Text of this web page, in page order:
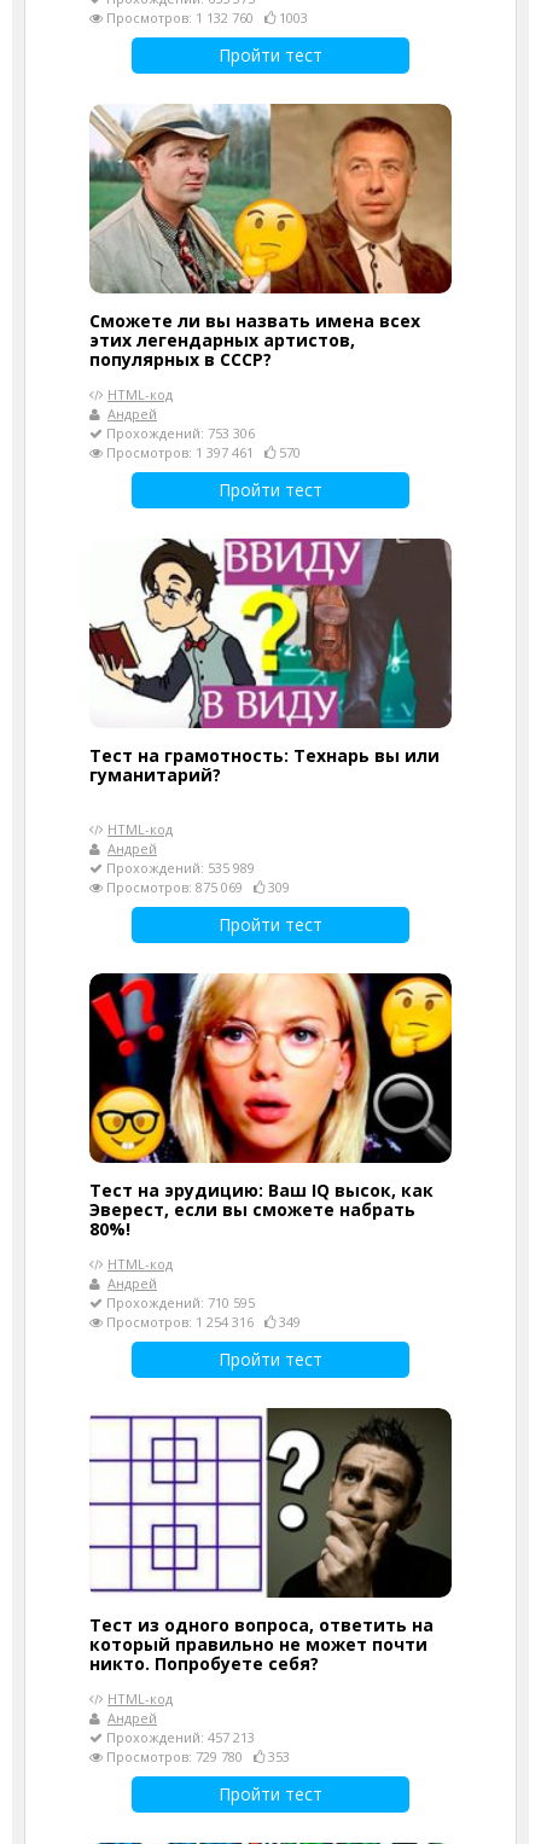
Просмотров: 1 132 760
1003
Пройти тест
Сможете ли вы назвать имена всех
этих легендарных артистов,
популярных в СССР?
HTML-код
Андрей
Прохождений: 753 306
Просмотров: 1 397 461
570
Пройти тест
Тест на грамотность: Технарь вы или
гуманитарий?
HTML-код
Андрей
Прохождений: 535 989
Просмотров: 875 069
309
Пройти тест
Тест на эрудицию: Ваш IQ высок, как
Эверест, если вы сможете набрать
80%!
HTML-код
Андрей
Прохождений: 710 595
Просмотров: 1 254 316
349
Пройти тест
Тест из одного вопроса, ответить на
который правильно не может почти
никто. Попробуете себя?
HTML-код
Андрей
Прохождений: 457 213
Просмотров: 729 780
353
Пройти тест